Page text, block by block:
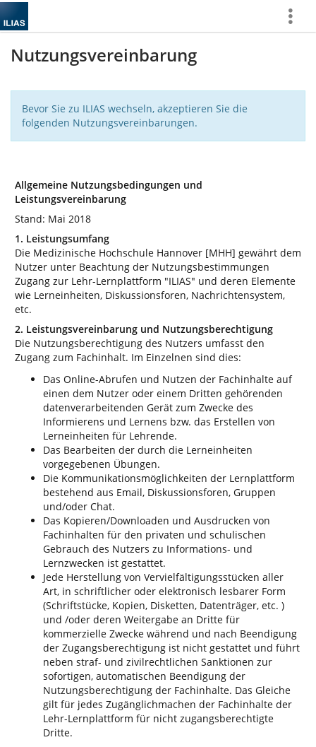
Nutzungsvereinbarung
Bevor Sie zu ILIAS wechseln, akzeptieren Sie die
folgenden Nutzungsvereinbarungen.
Allgemeine Nutzungsbedingungen und
Leistungsvereinbarung
Stand: Mai 2018
1. Leistungsumfang
Die Medizinische Hochschule Hannover [MHH] gewährt dem
Nutzer unter Beachtung der Nutzungsbestimmungen
Zugang zur Lehr-Lernplattform "ILIAS" und deren Elemente
wie Lerneinheiten, Diskussionsforen, Nachrichtensystem,
etc.
2. Leistungsvereinbarung und Nutzungsberechtigung
Die Nutzungsberechtigung des Nutzers umfasst den
Zugang zum Fachinhalt. Im Einzelnen sind dies:
Das Online-Abrufen und Nutzen der Fachinhalte auf
einen dem Nutzer oder einem Dritten gehörenden
datenverarbeitenden Gerät zum Zwecke des
Informierens und Lernens bzw. das Erstellen von
Lerneinheiten für Lehrende.
Das Bearbeiten der durch die Lerneinheiten
vorgegebenen Übungen.
Die Kommunikationsmöglichkeiten der Lernplattform
bestehend aus Email, Diskussionsforen, Gruppen
und/oder Chat.
Das Kopieren/Downloaden und Ausdrucken von
Fachinhalten für den privaten und schulischen
Gebrauch des Nutzers zu Informations- und
Lernzwecken ist gestattet.
Jede Herstellung von Vervielfältigungsstücken aller
Art, in schriftlicher oder elektronisch lesbarer Form
(Schriftstücke, Kopien, Disketten, Datenträger, etc. )
und /oder deren Weitergabe an Dritte für
kommerzielle Zwecke während und nach Beendigung
der Zugangsberechtigung ist nicht gestattet und führt
neben straf- und zivilrechtlichen Sanktionen zur
sofortigen, automatischen Beendigung der
Nutzungsberechtigung der Fachinhalte. Das Gleiche
gilt für jedes Zugänglichmachen der Fachinhalte der
Lehr-Lernplattform für nicht zugangsberechtigte
Dritte.